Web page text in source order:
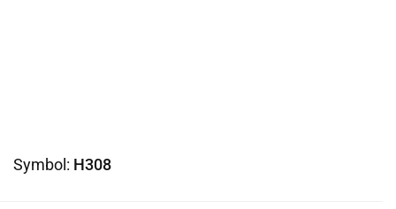
Symbol: H308